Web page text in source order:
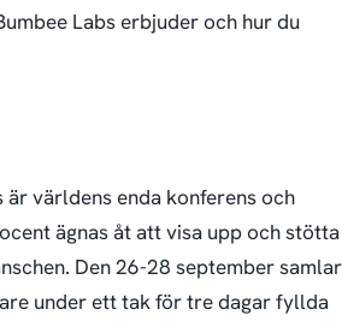
Labs erbjuder och hur du
världens enda konferens och
ägnas åt att visa upp och stötta
Den 26-28 september samlar
under ett tak för tre dagar fyllda